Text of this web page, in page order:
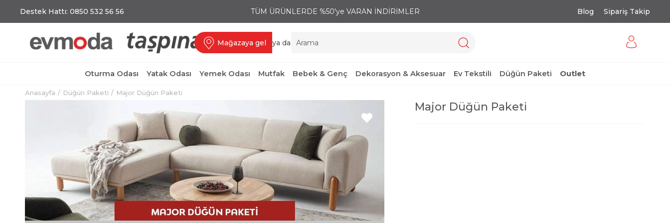
Destek Hattı: 0850 532 56 56 TÜM ÜRÜNLERDE %50'ye VARAN İNDİRİMLER Blog Sipariş Takip
Mağazaya gel ya da
Oturma Odası Yatak Odası Yemek Odası Mutfak Bebek & Genç Dekorasyon & Aksesuar Ev Tekstili Düğün Paketi Outlet
Anasayfa Düğün Paketi Major Düğün Paketi
Major Düğün Paketi